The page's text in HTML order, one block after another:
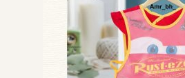
Toddler Feeding تغذية الرضع
Mats البساطات